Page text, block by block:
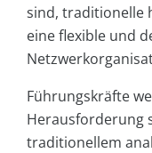
sind, traditionelle
eine flexible und
Führungskräfte
Herausforderung
traditionellem